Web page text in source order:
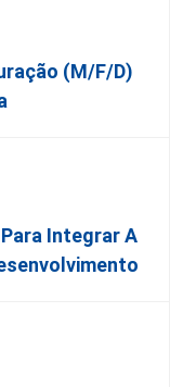
(m/f/d)
Integrar A